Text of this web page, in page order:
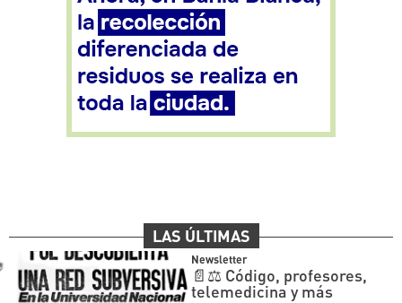
LAS ÚLTIMAS
Newsletter
📄⚖️ Código, profesores,
telemedicina y más